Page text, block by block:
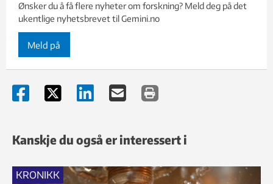
Ønsker du å få flere nyheter om forskning? Meld deg på det
ukentlige nyhetsbrevet til Gemini.no
Meld på
Kanskje du også er interessert i
KRONIKK